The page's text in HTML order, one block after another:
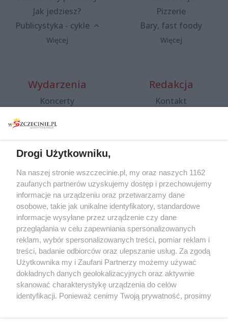
Jak jedziesz?
Publicystyka - cykle
Więcej
Pizzerie
Bary, fast foody
Więcej
Wydarzenia
Koncerty
Spacery i oprowadzania
targi
Wernisaże
Więcej
Redakcja
Kontakt
Specjalny koncert z okazji
20. urodzin portalu
wSzczecinie.pl
Regulamin konkursów
śniadaniówka "Hej
Szczecin! Jest piątek!"
Partnerzy
Praca Szczecin
Drogi Użytkowniku,
Na naszej stronie wszczecinie.pl, my oraz naszych 1162
zaufanych partnerów uzyskujemy dostęp i przechowujemy
informacje na urządzeniu oraz przetwarzamy dane
osobowe, takie jak unikalne identyfikatory, standardowe
informacje wysyłane przez urządzenie czy dane
przeglądania w celu zapewniania spersonalizowanych
reklam, wybór spersonalizowanych treści, pomiar reklam i
treści, badanie odbiorców oraz ulepszanie usług. Za zgodą
Użytkownika my i Zaufani Partnerzy możemy używać
dokładnych danych geolokalizacyjnych oraz aktywnie
skanować charakterystykę urządzenia do celów
identyfikacji. Ponieważ cenimy Twoją prywatność, prosimy